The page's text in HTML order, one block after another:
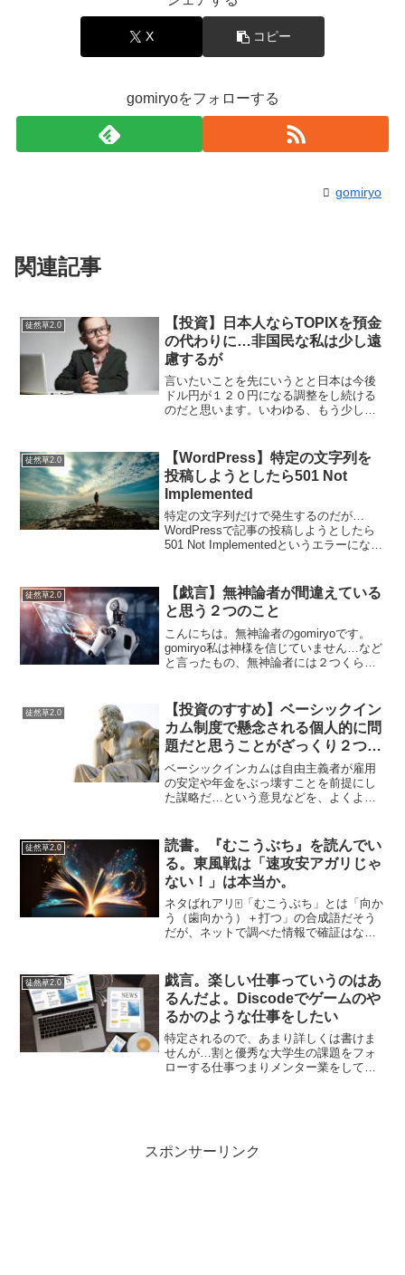
X コピー
gomiryoをフォローする
gomiryo
関連記事
徒然草2.0
【投資】日本人ならTOPIXを預金
の代わりに…非国民な私は少し遠
慮するが
言いたいことを先にいうとと日本は今後
ドル円が１２０円になる調整をし続ける
のだと思います。いわゆる、もう少し長
ります。だから、少しずつ日本株を買い
増すことは悪くないでしょ...
徒然草2.0
【WordPress】特定の文字列を
投稿しようとしたら501 Not
Implemented
特定の文字列だけで発生するのだが…
WordPressで記事の投稿しようとしたら
501 Not Implementedというエラーになっ
は、実装されていないメソッドでのア
ク...
徒然草2.0
【戯言】無神論者が間違えている
と思う２つのこと
こんにちは。無神論者のgomiryoです。
gomiryo私は神様を信じていません…など
と言ったもの、無神論者には２つくらい
い信仰をしている私は自分の見たものし
か信じない...
徒然草2.0
【投資のすすめ】ベーシックイン
カム制度で懸念される個人的に問
題だと思うことがざっくり２つ思
い浮かぶ
ベーシックインカムは自由主義者が雇用
の安定や年金をぶっ壊すことを前提にし
た謀略だ…という意見などを、よくよく
トを語る時に忘れてはいけない視点があ
ると思っていて、それはベ...
徒然草2.0
読書。『むこうぶち』を読んでい
る。東風戦は「速攻安アガリじゃ
ない！」は本当か。
ネタばれアリ🀄「むこうぶち」とは「向か
う（歯向かう）＋打つ」の合成語だそう
だが、ネットで調べた情報で確証はな
ことを意味するらしい。1話。ちょっとだ
け麻雀の才能がある裕太...
徒然草2.0
戯言。楽しい仕事っていうのはあ
るんだよ。Discodeでゲームのや
るかのような仕事をしたい
特定されるので、あまり詳しくは書けま
せんが…割と優秀な大学生の課題をフォ
ローする仕事つまりメンター業をしてい
スポンサーリンク